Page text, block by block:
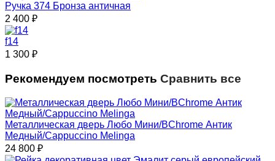
Ручка 374 Бронза античная
2 400 ₽
f14
1 300 ₽
Рекомендуем посмотреть Сравнить все
Металлическая дверь Любо Мини/BChrome Антик
Медный/Cappuccino Melinga
24 800 ₽